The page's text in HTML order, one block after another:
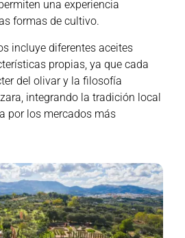
una experiencia
formas de cultivo.
incluye diferentes aceites
propias, ya que cada
del olivar y la filosofía
integrando la tradición local
por los mercados más